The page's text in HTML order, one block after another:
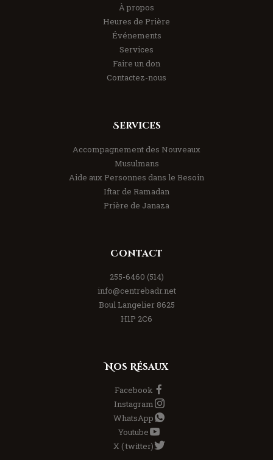
À propos
Heures de Prière
Événements
Services
Faire un don
Contactez-nous
Services
Accompagnement des Nouveaux
Musulmans
Aide aux Personnes dans le Besoin
Iftar de Ramadan
Prière de Janaza
Contact
(514) 255-6460
info@centrebadr.net
8625 Boul Langelier
H1P 2C6
Nos Résaux
Facebook
Instagram
WhatsApp
Youtube
X ( twitter)